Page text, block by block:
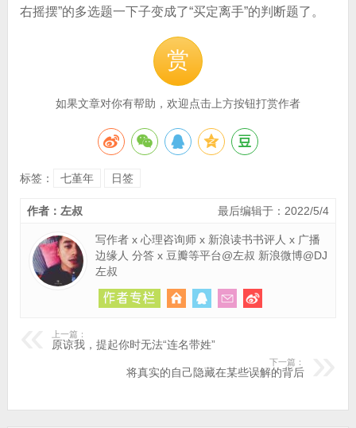
右摇摆”的多选题一下子变成了“买定离手”的判断题了。
赏
如果文章对你有帮助，欢迎点击上方按钮打赏作者
标签： 七堇年 日签
最后编辑于：2022/5/4
作者：左叔
写作者 x 心理咨询师 x 新浪读书书评人 x 广播
边缘人 分答 x 豆瓣等平台@左叔 新浪微博@DJ
左叔
上一篇：
原谅我，提起你时无法“连名带姓”
下一篇：
将真实的自己隐藏在某些误解的背后